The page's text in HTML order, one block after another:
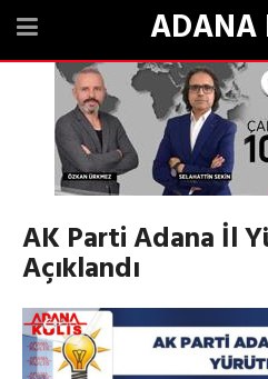
ADANA
AK Parti Adana İl
Açıklandı